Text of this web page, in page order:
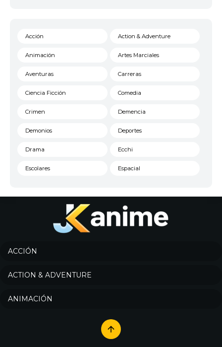
Acción Action & Adventure
Animación Artes Marciales
Aventuras Carreras
Ciencia Ficción Comedia
Crimen Demencia
Demonios Deportes
Drama Ecchi
Escolares Espacial
Historico
Josei
Música
Romance
ACCIÓN
ACTION & ADVENTURE
ANIMACIÓN